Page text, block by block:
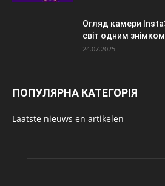
Огляд камери
світ одним знімком
24.07.2025
ПОПУЛЯРНА КАТЕГОРІЯ
Laatste nieuws en artikelen